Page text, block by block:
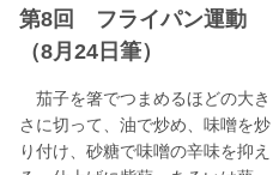
第8回 フライパン運動
（8月24日筆）
茄子を箸でつまめるほどの大き
さに切って、油で炒め、味噌を炒
り付け、砂糖で味噌の辛味を抑え